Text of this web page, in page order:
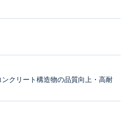
ンクリート構造物の品質向上・高耐